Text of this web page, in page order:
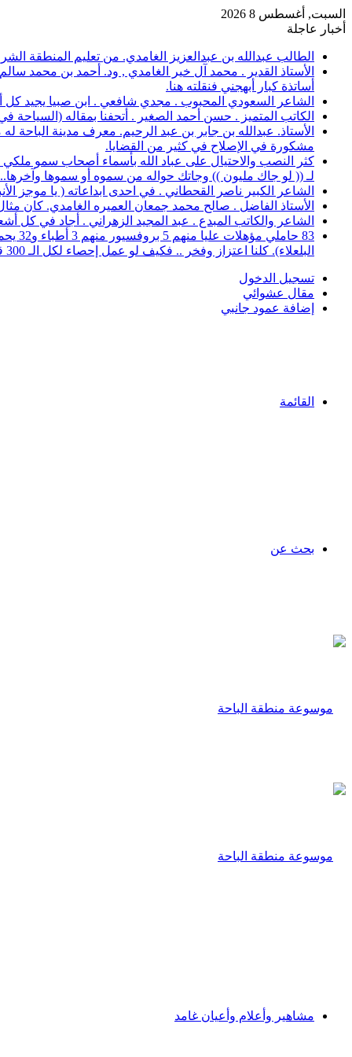
السبت, أغسطس 8 2026
أخبار عاجلة
الطالب عبدالله بن عبدالعزيز الغامدي. من تعليم المنطقة الشرقية، حصل
الأستاذ القدير . محمد آل خير الغامدي , ود. أحمد بن محمد
أساتذة كبار أبهجني فنقلته هنا.
الشاعر السعودي المحبوب . مجدي شافعي . ابن صبيا يجيد كل
الكاتب المتميز . حسن أحمد الصغير . أتحفنا بمقاله (السياحة
الأستاذ. عبدالله بن جابر بن عبد الرحيم. معرف مدينة
مشكورة في الإصلاح في كثير من القضايا.
كثر النصب والاحتيال على عباد الله بأسماء أصحاب سمو
لـ (( لو جاك مليون )) وجاتك حواله من سموه أو سموها
الشاعر الكبير ناصر القحطاني . في احدى ابداعاته ( يا موجز
الأستاذ الفاضل . صالح محمد جمعان العميره الغامدي. كان مثال للمعلم
الشاعر والكاتب المبدع . عبد المجيد الزهراني . أجاد في كل
البلعلاء). كلنا اعتزاز وفخر .. فكيف لو عمل إحصاء لكل الـ 300 قرية.
تسجيل الدخول
مقال عشوائي
إضافة عمود جانبي
القائمة
بحث عن
مشاهير وأعلام وأعيان غامد